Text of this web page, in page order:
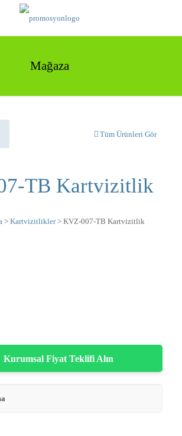
Mağaza
Tüm Ürünleri Gör
TB Kartvizitlik
> Kartvizitlikler> KVZ-007-TB Kartvizitlik
Kurumsal Fiyat Teklifi Alın